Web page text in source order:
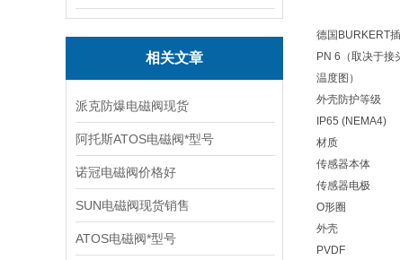
相关文章
派克防爆电磁阀现货
阿托斯ATOS电磁阀*型号
诺冠电磁阀价格好
SUN电磁阀现货销售
ATOS电磁阀*型号
德国BURKERT
PN 6（取决于接
温度图）
外壳防护等级
IP65 (NEMA4)
材质
传感器本体
传感器电极
O形圈
外壳
PVDF